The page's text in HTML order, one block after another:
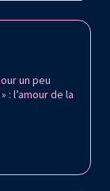
un peu
: l’amour de la